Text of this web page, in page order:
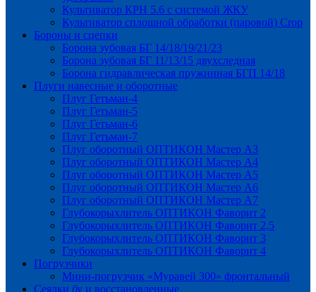
Культиватор КРН 5.6 с системой ЖКУ
Культиватор сплошной обработки (паровой) Crop
Бороны и сцепки
Борона зубовая БГ 14/18/19/21/23
Борона зубовая БГ 11/13/15 двухследная
Борона гидравлическая пружинная БГП 14/18
Плуги навесные и оборотные
Плуг Гетьман-4
Плуг Гетьман-5
Плуг Гетьман-6
Плуг Гетьман-7
Плуг оборотный ОПТИКОН Мастер А3
Плуг оборотный ОПТИКОН Мастер А4
Плуг оборотный ОПТИКОН Мастер А5
Плуг оборотный ОПТИКОН Мастер А6
Плуг оборотный ОПТИКОН Мастер А7
Глубокорыхлитель ОПТИКОН Фаворит 2
Глубокорыхлитель ОПТИКОН Фаворит 2,5
Глубокорыхлитель ОПТИКОН Фаворит 3
Глубокорыхлитель ОПТИКОН Фаворит 4
Погрузчики
Мини-погрузчик «Муравей 300» фронтальный
Сеялки бу и восстановленные